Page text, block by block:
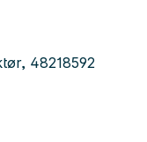
48218592